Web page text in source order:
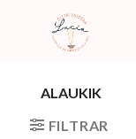
ALAUKIK
FILTRAR